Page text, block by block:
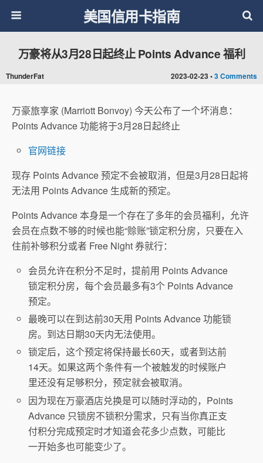
美国信用卡指南
2023-02-23 •3 Comments
万豪将从3月28日起终止 Points Advance 福利
ThunderFat
万豪旅享家 (Marriott Bonvoy) 今天公布了一个坏消息：
Points Advance 功能将于3月28日起终止
官网链接
现存 Points Advance 预定不会被取消，但是3月28日起将
无法用 Points Advance 生成新的预定。
Points Advance 本身是一个存在了多年的会员福利，允许
会员在点数不够的时候也能“赊账”锁定积分房，只要在入
住前补够积分或者 Free Night 券就行：
会员允许在积分不足时，提前用 Points Advance
锁定积分房，每个会员最多有3个 Points Advance
预定。
最晚可以在到达前30天用 Points Advance 功能锁
房。到达日期30天内无法使用。
锁定后，这个预定将保持最长60天，或者到达前
14天。如果这两个条件有一个被触发的时候账户
里还没有足够积分，预定就会被取消。
因为现在万豪酒店兑换是可以随时浮动的，Points
Advance 只锁房不锁积分需求，只有当你真正支
付积分完成预定时才知道会花多少点数，可能比
一开始多也可能变少了。